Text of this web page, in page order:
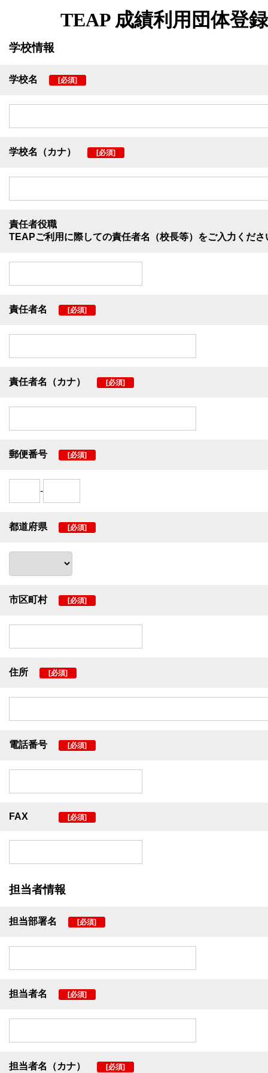
TEAP 成績利用団体登
学校情報
学校名 [必須]
学校名（カナ） [必須]
責任者役職
TEAPご利用に際しての責任者名（校長等）をご入力くだ
責任者名 [必須]
責任者名（カナ） [必須]
郵便番号 [必須]
-
都道府県 [必須]
市区町村 [必須]
住所 [必須]
電話番号 [必須]
FAX [必須]
担当者情報
担当部署名 [必須]
担当者名 [必須]
担当者名（カナ） [必須]